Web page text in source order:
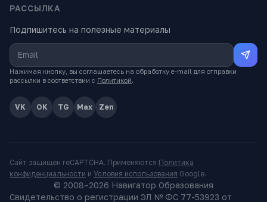
РАССЫЛКА
Подпишитесь на полезные материалы
Нажимая кнопку, вы соглашаетесь на обработку e-mail для отправки
рассылки в соответствии с Политикой.
VK OK TG Max Zen
Сайт защищён reCAPTCHA. Применяются Политика
конфиденциальности и Условия использования Google.
© 2008–2026 Навигатор Образования
Свидетельство о регистрации ЭЛ № ФС 77-53923 от